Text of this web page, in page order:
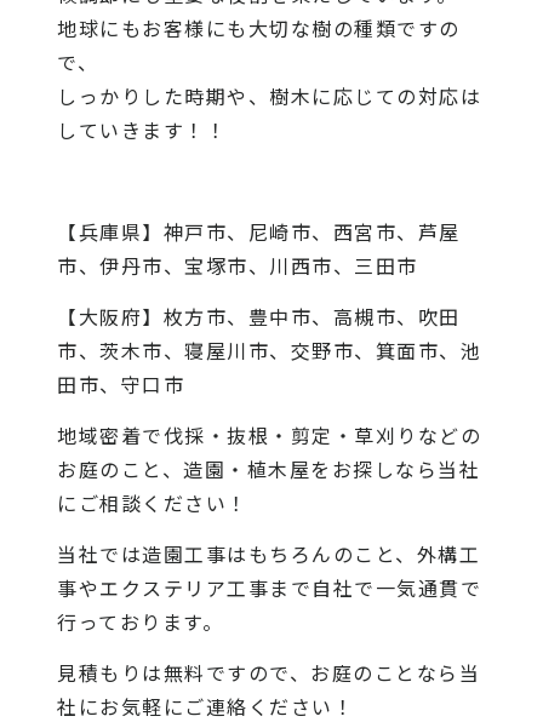
地球にもお客様にも大切な樹の種類ですの
で、
しっかりした時期や、樹木に応じての対応は
していきます！！
【兵庫県】神戸市、尼崎市、西宮市、芦屋
市、伊丹市、宝塚市、川西市、三田市
【大阪府】枚方市、豊中市、高槻市、吹田
市、茨木市、寝屋川市、交野市、箕面市、池
田市、守口市
地域密着で伐採・抜根・剪定・草刈りなどの
お庭のこと、造園・植木屋をお探しなら当社
にご相談ください！
当社では造園工事はもちろんのこと、外構工
事やエクステリア工事まで自社で一気通貫で
行っております。
見積もりは無料ですので、お庭のことなら当
社にお気軽にご連絡ください！